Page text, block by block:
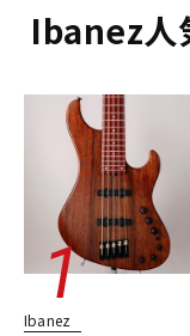
DJ機器
DTM オンラ
配信/ライブ
Ibanez人
Ibanez